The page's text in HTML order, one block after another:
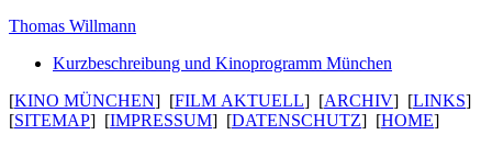
Thomas Willmann
Kurzbeschreibung und Kinoprogramm München
[KINO MÜNCHEN] [FILM AKTUELL] [ARCHIV] [LINKS]
[SITEMAP] [IMPRESSUM] [DATENSCHUTZ] [HOME]